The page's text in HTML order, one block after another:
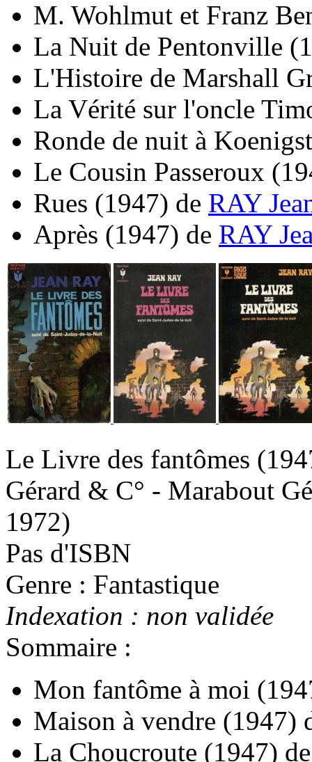
M. Wohlmut et Franz
La Nuit de Pentonville
L'Histoire de Marshall
La Vérité sur l'oncle
Ronde de nuit à
Le Cousin Passeroux
Rues (1947) de RAY
Après (1947) de RAY
Le Livre des fantômes
Gérard & C° - Marabout
1972)
Pas d'ISBN
Genre : Fantastique
Indexation : non validée
Sommaire :
Mon fantôme à moi
Maison à vendre (1947)
La Choucroute (1947)